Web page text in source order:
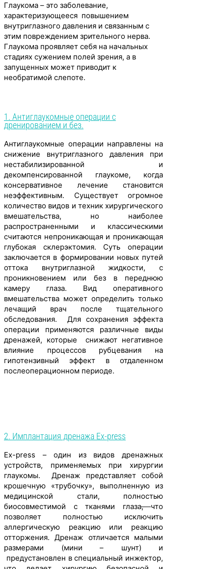
Глаукома – это заболевание,
характеризующееся повышением
внутриглазного давления и связанным с
этим повреждением зрительного нерва.
Глаукома проявляет себя на начальных
стадиях сужением полей зрения, а в
запущенных может приводит к
необратимой слепоте.
1. Антиглаукомные операции с
дренированием и без.
Антиглаукомные операции направлены на
снижение внутриглазного давления при
нестабилизированной и
декомпенсированной глаукоме, когда
консервативное лечение становится
неэффективным. Существует огромное
количество видов и техник хирургического
вмешательства, но наиболее
распространенными и классическими
считаются непроникающая и проникающая
глубокая склерэктомия. Суть операции
заключается в формировании новых путей
оттока внутриглазной жидкости, с
проникновением или без в переднюю
камеру глаза. Вид оперативного
вмешательства может определить только
лечащий врач после тщательного
обследования. Для сохранения эффекта
операции применяются различные виды
дренажей, которые снижают негативное
влияние процессов рубцевания на
гипотензивный эффект в отдаленном
послеоперационном периоде.
2. Имплантация дренажа Ex-press
Ex-press – один из видов дренажных
устройств, применяемых при хирургии
глаукомы. Дренаж представляет собой
крошечную «трубочку», выполненную из
медицинской стали, полностью
биосовместимой с тканями глаза,что
позволяет полностью исключить
аллергическую реакцию или реакцию
отторжения. Дренаж отличается малыми
размерами (мини – шунт) и
предустановлен в специальный инжектор,